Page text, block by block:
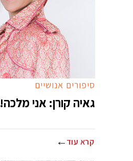
סיפורים אנושיים
גאיה קורן: אני מלכה!
קרא עוד